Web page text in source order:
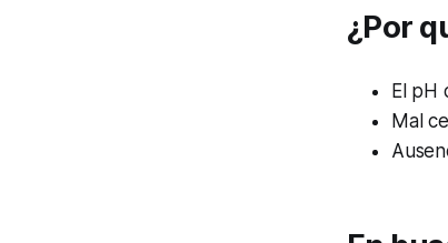
¿Por
El pH
Mal